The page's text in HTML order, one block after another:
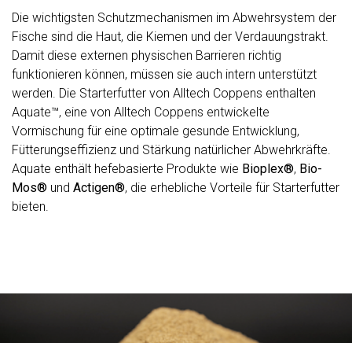
Die wichtigsten Schutzmechanismen im Abwehrsystem der
Fische sind die Haut, die Kiemen und der Verdauungstrakt.
Damit diese externen physischen Barrieren richtig
funktionieren können, müssen sie auch intern unterstützt
werden. Die Starterfutter von Alltech Coppens enthalten
Aquate™, eine von Alltech Coppens entwickelte
Vormischung für eine optimale gesunde Entwicklung,
Fütterungseffizienz und Stärkung natürlicher Abwehrkräfte.
Aquate enthält hefebasierte Produkte wie Bioplex®, Bio-
Mos® und Actigen®, die erhebliche Vorteile für Starterfutter
bieten.